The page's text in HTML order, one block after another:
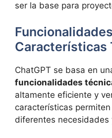
ser la base para
Características
ChatGPT se basa en
funcionalidades
altamente eficiente y
características
diferentes